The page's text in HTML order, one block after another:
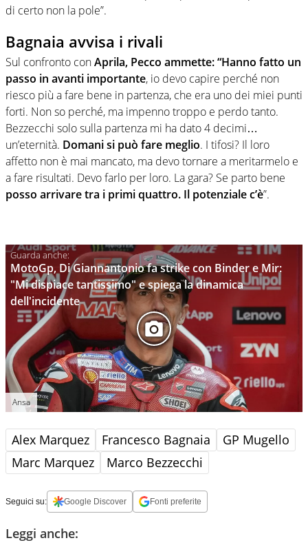
di certo non la pole”.
Bagnaia avvisa i rivali
Sul confronto conAprila, Pecco ammette: “Hanno fatto un
passo in avanti importante, io devo capire perché non
riesco più a fare bene in partenza, che era uno dei miei punti
forti. Non so perché, ma impenno troppo e perdo tanto.
Bezzecchi solo sulla partenza mi ha dato 4 decimi…
un’eternità. Domani si può fare meglio. I tifosi? Il loro
affetto non è mai mancato, ma devo tornare a meritarmelo e
a fare risultati. Devo farlo per loro. La gara? Se parto bene
posso arrivare tra i primi quattro. Il potenziale c’è”.
MotoGp, Di Giannantonio fa strike con Binder e Mir:
"Mi dispiace tantissimo" e spiega la dinamica
dell'incidente
Ansa
Alex Marquez Francesco Bagnaia
GP Mugello
Marc Marquez
Marco Bezzecchi
Seguici su: Google Discover Fonti preferite
Leggi anche: